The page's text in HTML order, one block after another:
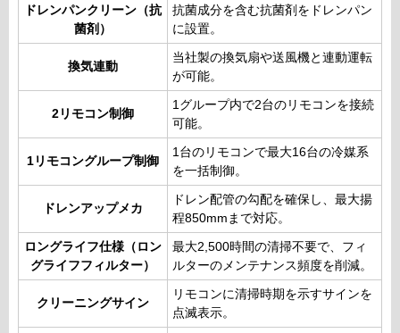
ドレンパンクリーン（抗
菌剤）
抗菌成分を含む抗菌剤をドレンパン
に設置。
換気連動
当社製の換気扇や送風機と連動運転
が可能。
2リモコン制御
1グループ内で2台のリモコンを接続
可能。
1リモコングループ制御
1台のリモコンで最大16台の冷媒系
を一括制御。
ドレンアップメカ
ドレン配管の勾配を確保し、最大揚
程850mmまで対応。
ロングライフ仕様（ロン
グライフフィルター）
最大2,500時間の清掃不要で、フィ
ルターのメンテナンス頻度を削減。
クリーニングサイン
リモコンに清掃時期を示すサインを
点滅表示。